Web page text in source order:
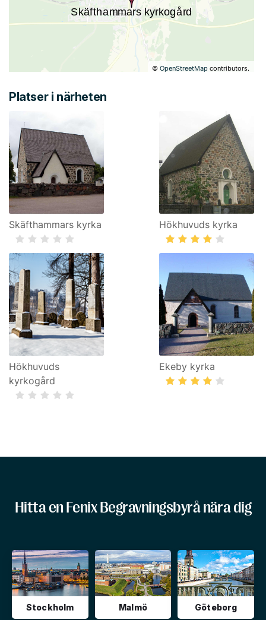
©OpenStreetMap contributors.
Platser i närheten
Skäfthammars kyrka Hökhuvuds kyrka
Hökhuvuds
kyrkogård
Ekeby kyrka
Hitta en Fenix Begravningsbyrå nära dig
Stockholm Malmö Göteborg